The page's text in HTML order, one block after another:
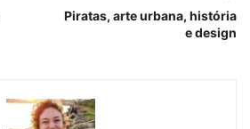
Piratas, arte urbana, história
e design